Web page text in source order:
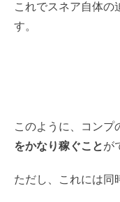
これでスネア自体の
す。
このように、コンプ
をかなり稼ぐことが
ただし、これには同